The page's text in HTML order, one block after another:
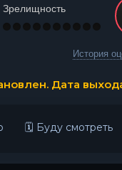
Зрелищность
История
Дата
🗓 Буду смотреть